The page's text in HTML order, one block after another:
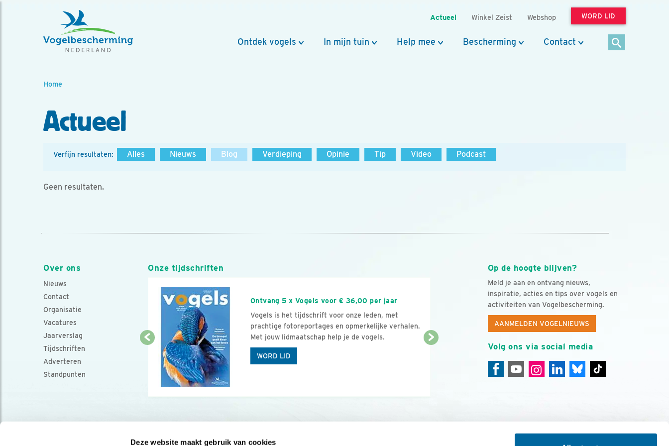
Deze website maakt gebruik van cookies
Actueel Winkel Zeist Webshop WORD LID
Ontdek vogels In mijn tuin Help mee Bescherming Contact
Home
Actueel
Verfijn resultaten: Alles Nieuws Blog Verdieping Opinie Tip Video Podcast
Geen resultaten.
Over ons
Nieuws
Contact
Organisatie
Vacatures
Jaarverslag
Tijdschriften
Adverteren
Standpunten
Op de hoogte blijven?
Meld je aan en ontvang nieuws,
inspiratie, acties en tips over vogels en
activiteiten van Vogelbescherming.
AANMELDEN VOGELNIEUWS
Volg ons via social media
Onze tijdschriften
Ontvang 5 x Vogels voor € 36,00 per jaar
Vogels is het tijdschrift voor onze leden, met
prachtige fotoreportages en opmerkelijke verhalen.
Met jouw lidmaatschap help je de vogels.
WORD LID